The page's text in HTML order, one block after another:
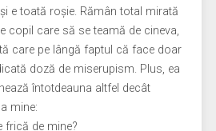
e toată roşie. Rămân total mirată
copil care să se teamă de cineva,
care pe lângă faptul că face doar
doză de miserupism. Plus, ea
întotdeauna altfel decât
mine:
frică de mine?